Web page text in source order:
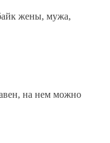
жены, мужа,
на нем можно